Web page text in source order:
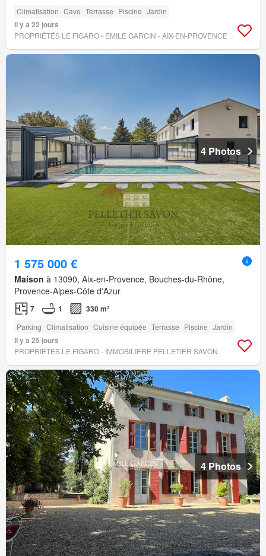
Climatisation Cave Terrasse Piscine Jardin
Il y a 22 jours
PROPRIÉTÉS LE FIGARO - EMILE GARCIN - AIX-EN-PROVENCE
4 Photos
1 575 000 €
Maison à 13090, Aix-en-Provence, Bouches-du-Rhône,
Provence-Alpes-Côte d'Azur
7 1 330 m²
Parking Climatisation Cuisine équipée Terrasse Piscine Jardin
Il y a 25 jours
PROPRIÉTÉS LE FIGARO - IMMOBILIERE PELLETIER SAVON
4 Photos